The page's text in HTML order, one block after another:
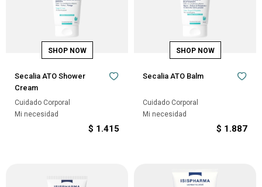
Secalia ATO Shower
Cream
Cuidado Corporal
Mi necesidad
$ 1.415
Secalia ATO Balm
Cuidado Corporal
Mi necesidad
$ 1.887